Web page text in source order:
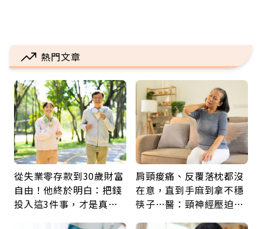
熱門文章
從失業零存款到30歲財富
自由！他終於明白：把錢
投入這3件事，才是真正
肩頸痠痛、反覆落枕都沒
在意，直到手麻到拿不穩
筷子…醫：頸神經壓迫上